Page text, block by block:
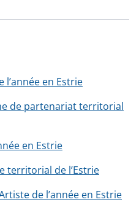
en Estrie
de partenariat territorial
en Estrie
territorial de l’Estrie
de l’année en Estrie